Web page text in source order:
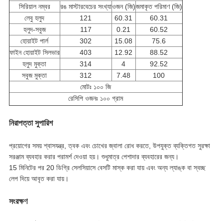
সিরিয়াল নম্বর
রঙ মাস্টারবেচের সংখ্যাওজন (জি)জমাকৃত পরিমাণ (জি)
লেবু হলুদ
121 60.31
60.31
হলুদ-সবুজ
117 0.21
60.52
হোয়াইট পার্ল
302 15.08
75.6
ফাইন হোয়াইট সিলভার
403 12.92
88.52
হলুদ মুক্তা
314 4
92.52
সবুজ মুক্তা
312 7.48
100
মোটঃ ১০০ জি
রেসিপি ওজনঃ ১০০ গ্রাম
নিরাপত্তা সুপারিশ
প্রয়োগের সময় শ্বাসযন্ত্র, ত্বক এবং চোখের জ্বালা রোধ করতে, উপযুক্ত ব্যক্তিগত সুরক্ষা
সরঞ্জাম ব্যবহার করার পরামর্শ দেওয়া হয়। শুধুমাত্র পেশাদার ব্যবহারের জন্য।
15 মিনিটের পর 20 ডিগ্রি সেলসিয়াসে বেসটি মাস্ক করা যায় এবং অন্য ল্যাঙ্ক বা স্বচ্ছ
লেপ দিয়ে আবৃত করা যায়।
সংরক্ষণ